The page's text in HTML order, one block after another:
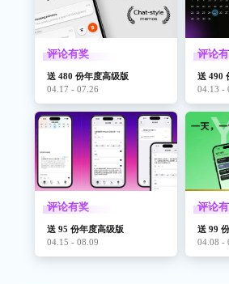
评论有奖
送 480 份年度高级版
04.17 - 07.26
评论
送 490
04.13 -
评论有奖
送 95 份年度高级版
04.15 - 08.09
评论
送 99
04.08 -